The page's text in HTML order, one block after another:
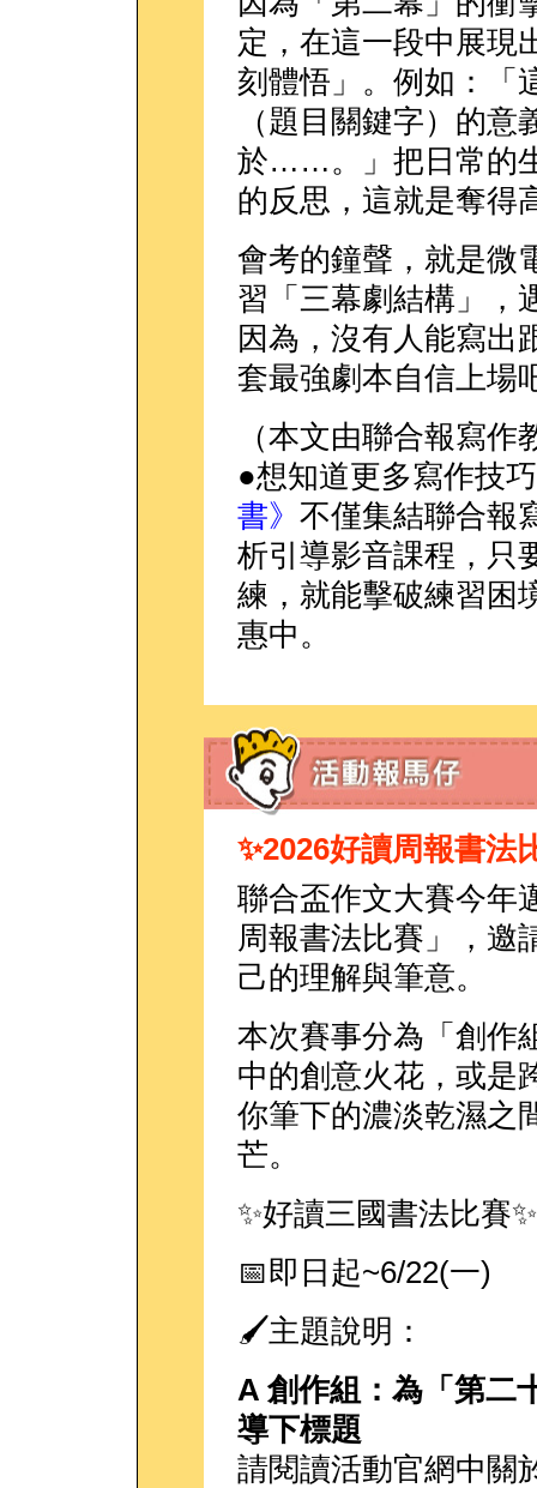
定，在這一段中展現
刻體悟」。例如：「
（題目關鍵字）的
於……。」把日常的
的反思，這就是奪得
會考的鐘聲，就是微
習「三幕劇結構」，
因為，沒有人能寫出
套最強劇本自信上場
（本文由聯合報寫作
●想知道更多寫作技
書》 不僅集結聯合報
析引導影音課程，只
練，就能擊破練習困
惠中。
✨2026好讀周報書法
聯合盃作文大賽今年
周報書法比賽」，邀
己的理解與筆意。
本次賽事分為「創作
中的創意火花，或是
你筆下的濃淡乾濕之
芒。
✨好讀三國書法比賽✨
📅即日起~6/22(一)
🖌️主題說明：
A 創作組：為「第二
導下標題
請閱讀活動官網中關